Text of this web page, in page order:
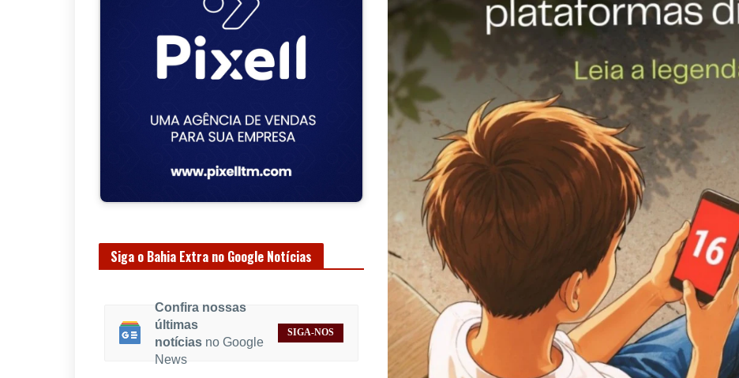
Siga o Bahia Extra no Google Notícias
Confira nossas
últimas
notíciasno Google
News
SIGA-NOS